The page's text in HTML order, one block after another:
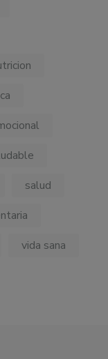
salud
vida sana